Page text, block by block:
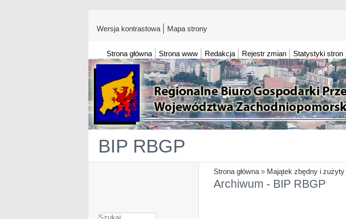
Wersja kontrastowa Mapa strony
Strona główna Strona www Redakcja Rejestr zmian Statystyki stron
BIP RBGP
Strona główna » Majątek zbędny i zużyty
Archiwum - BIP RBGP